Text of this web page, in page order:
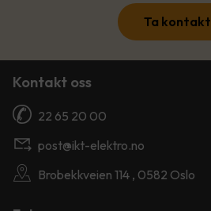
Ta kontakt
Kontakt oss
22 65 20 00
post@ikt-elektro.no
Brobekkveien 114 , 0582 Oslo